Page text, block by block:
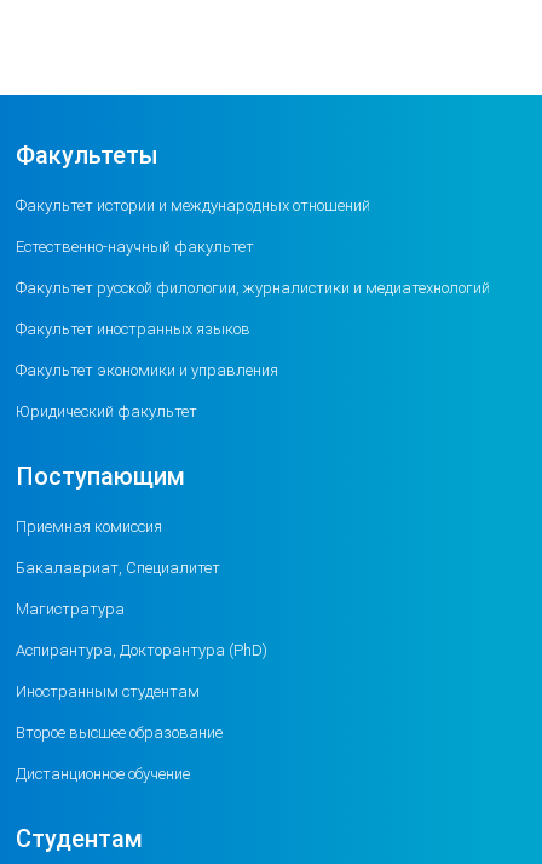
Факультеты
Факультет истории и международных отношений
Естественно-научный факультет
Факультет русской филологии, журналистики и медиатехнологий
Факультет иностранных языков
Факультет экономики и управления
Юридический факультет
Поступающим
Приемная комиссия
Бакалавриат, Специалитет
Магистратура
Аспирантура, Докторантура (PhD)
Иностранным студентам
Второе высшее образование
Дистанционное обучение
Студентам